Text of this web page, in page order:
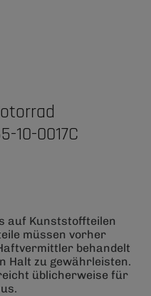
10-0017C
auf Kunststoffteilen
müssen vorher
behandelt
Halt zu gewährleisten.
üblicherweise für